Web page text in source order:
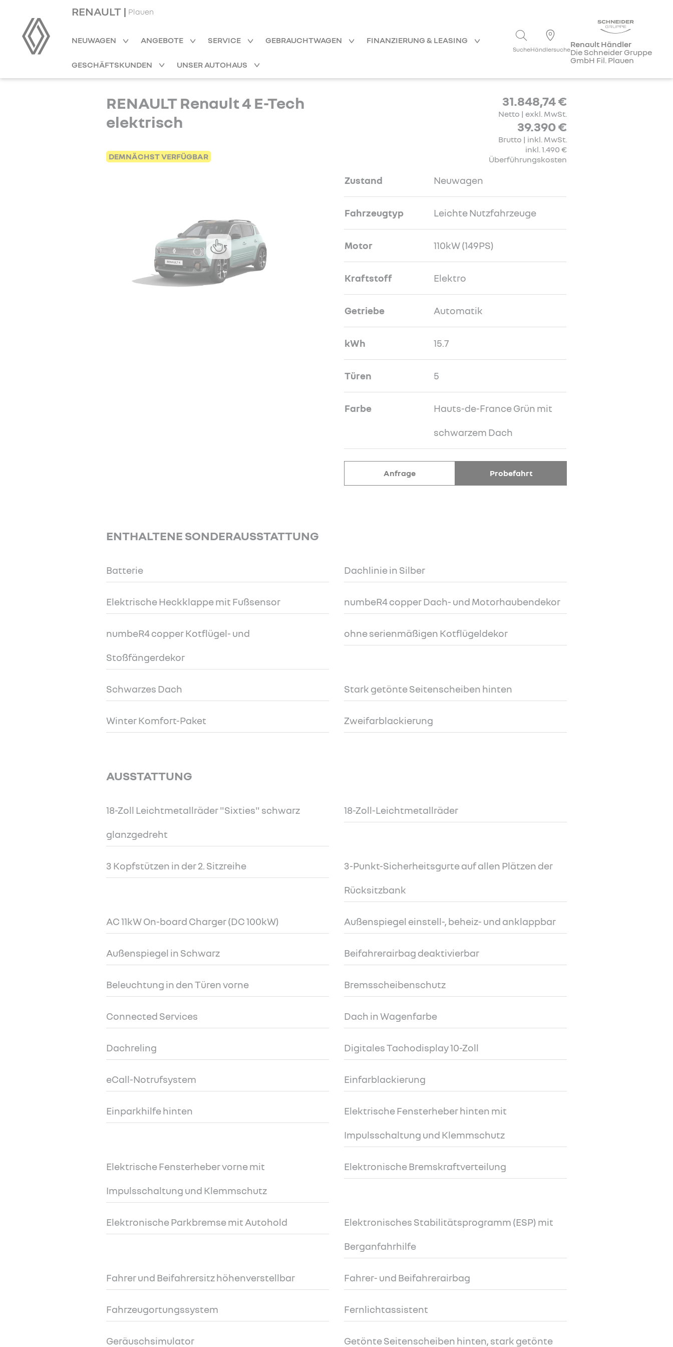
RENAULT | Plauen
NEUWAGEN ANGEBOTE SERVICE GEBRAUCHTWAGEN FINANZIERUNG & LEASING
GESCHÄFTSKUNDEN UNSER AUTOHAUS
SucheHändlersucheRenault Händler
Die Schneider Gruppe
GmbH Fil. Plauen
RENAULT Renault 4 E-Tech
elektrisch
DEMNÄCHST VERFÜGBAR
31.848,74 €
Netto | exkl. MwSt.
39.390 €
Brutto | inkl. MwSt.
inkl. 1.490 €
Überführungskosten
Zustand Neuwagen
Fahrzeugtyp Leichte Nutzfahrzeuge
Motor 110kW (149PS)
Kraftstoff Elektro
Getriebe Automatik
kWh 15.7
Türen 5
Farbe Hauts-de-France Grün mit
schwarzem Dach
Anfrage Probefahrt
ENTHALTENE SONDERAUSSTATTUNG
Batterie Dachlinie in Silber
Elektrische Heckklappe mit Fußsensor numbeR4 copper Dach- und Motorhaubendekor
numbeR4 copper Kotflügel- und
Stoßfängerdekor
ohne serienmäßigen Kotflügeldekor
Schwarzes Dach Stark getönte Seitenscheiben hinten
Winter Komfort-Paket Zweifarblackierung
AUSSTATTUNG
18-Zoll Leichtmetallräder "Sixties" schwarz
glanzgedreht
18-Zoll-Leichtmetallräder
3 Kopfstützen in der 2. Sitzreihe 3-Punkt-Sicherheitsgurte auf allen Plätzen der
Rücksitzbank
AC 11kW On-board Charger (DC 100kW) Außenspiegel einstell-, beheiz- und anklappbar
Außenspiegel in Schwarz Beifahrerairbag deaktivierbar
Beleuchtung in den Türen vorne Bremsscheibenschutz
Connected Services Dach in Wagenfarbe
Dachreling Digitales Tachodisplay 10-Zoll
eCall-Notrufsystem Einfarblackierung
Einparkhilfe hinten Elektrische Fensterheber hinten mit
Impulsschaltung und Klemmschutz
Elektrische Fensterheber vorne mit
Impulsschaltung und Klemmschutz
Elektronische Bremskraftverteilung
Elektronische Parkbremse mit Autohold Elektronisches Stabilitätsprogramm (ESP) mit
Berganfahrhilfe
Fahrer und Beifahrersitz höhenverstellbar Fahrer- und Beifahrerairbag
Fahrzeugortungssystem Fernlichtassistent
Geräuschsimulator Getönte Seitenscheiben hinten, stark getönte